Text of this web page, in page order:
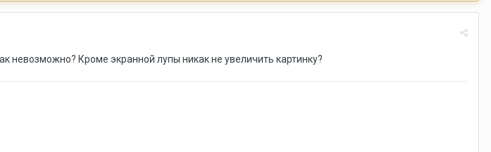
Кроме экранной лупы никак не увеличить картинку?